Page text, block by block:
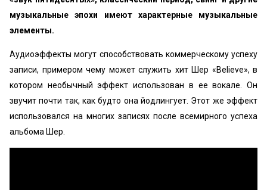
музыкальные эпохи имеют характерные музыкальные
элементы.
Аудиоэффекты могут способствовать коммерческому успеху
записи, примером чему может служить хит Шер «‎Believe», в
котором необычный эффект использован в ее вокале. Он
звучит почти так, как будто она йодлингует. Этот же эффект
использовался на многих записях после всемирного успеха
альбома Шер.